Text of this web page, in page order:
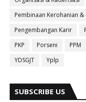
Pembinaan Kerohanian &
Pengembangan Karir
PKP
Porseni PPM
YDSGJT
Yplp
SUBSCRIBE US